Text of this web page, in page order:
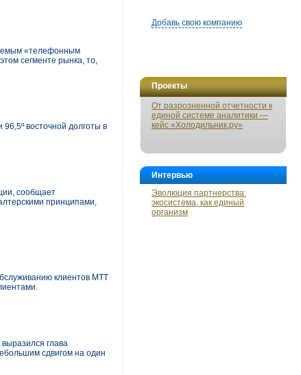
Добавь свою компанию
Проекты
От разрозненной отчетности к
единой системе аналитики —
кейс «Холодильник.ру»
Интервью
Эволюция партнерства:
экосистема, как единый
организм
«телефонным
сегменте рынка, то,
восточной долготы в
сообщает
принципами,
клиентов МТТ
глава
сдвигом на один